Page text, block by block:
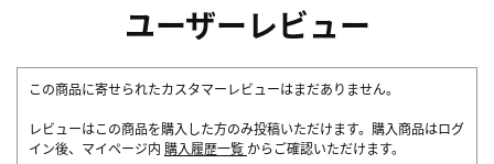
ユーザーレビュー
この商品に寄せられたカスタマーレビューはまだありません。
レビューはこの商品を購入した方のみ投稿いただけます。購入商品はログ
イン後、マイページ内 購入履歴一覧 からご確認いただけます。